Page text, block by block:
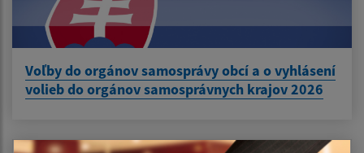
Voľby do orgánov samosprávy obcí a o vyhlásení
volieb do orgánov samosprávnych krajov 2026